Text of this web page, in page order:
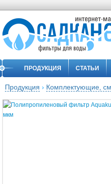
ПРОДУКЦИЯ СТАТЬИ
Продукция › Комплектующие,